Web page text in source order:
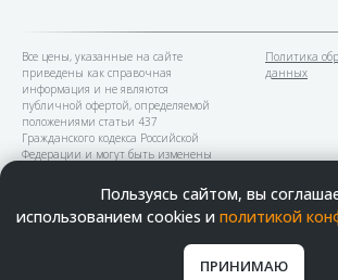
Пользуясь сайтом, вы
использованием cookies и политикой
ПРИНИМАЮ
Все цены, указанные на сайте
приведены как справочная
информация и не являются
публичной офертой, определяемой
положениями статьи 437
Гражданского кодекса Российской
Федерации и могут быть изменены
Политика
данных
В наших устновочных центрах